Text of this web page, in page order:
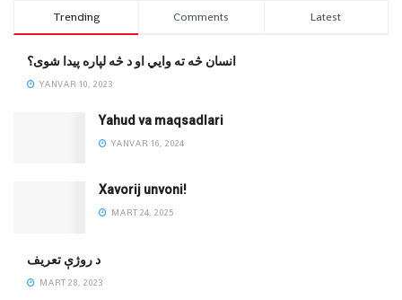
Trending Comments Latest
انسان څه ته وایي او د څه لپاره پیدا شوی؟
YANVAR 10, 2023
Yahud va maqsadlari
YANVAR 16, 2024
Xavorij unvoni!
MART 24, 2025
‌د روژې تعریف
MART 28, 2023